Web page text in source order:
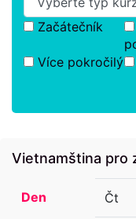
Začátečník
Více pokročilý
Vietnamština pro
Den Čt